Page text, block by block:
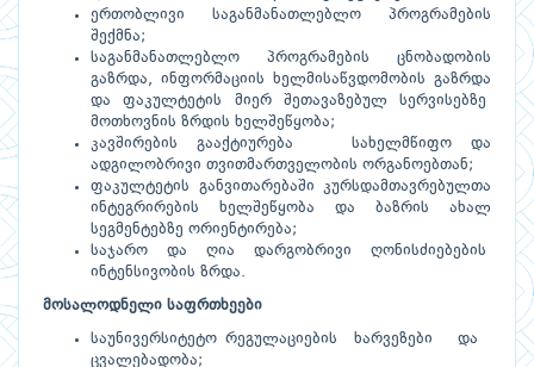
ერთობლივი საგანმანათლებლო პროგრამების
შექმნა;
საგანმანათლებლო პროგრამების ცნობადობის
გაზრდა, ინფორმაციის ხელმისაწვდომობის გაზრდა
და ფაკულტეტის მიერ შეთავაზებულ სერვისებზე
მოთხოვნის ზრდის ხელშეწყობა;
კავშირების გააქტიურება სახელმწიფო და
ადგილობრივი თვითმართველობის ორგანოებთან;
ფაკულტეტის განვითარებაში კურსდამთავრებულთა
ინტეგრირების ხელშეწყობა და ბაზრის ახალ
სეგმენტებზე ორიენტირება;
საჯარო და ღია დარგობრივი ღონისძიებების
ინტენსივობის ზრდა.
მოსალოდნელი საფრთხეები
საუნივერსიტეტო რეგულაციების ხარვეზები და
ცვალებადობა;